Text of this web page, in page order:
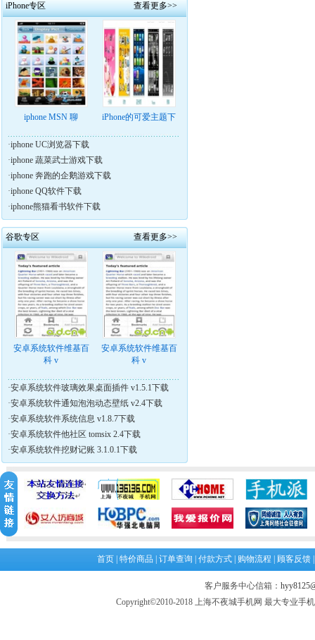
iPhone专区 查看更多>>
iphone MSN 聊 iPhone的可爱主题下
·iphone UC浏览器下载
·iphone 蔬菜武士游戏下载
·iphone 奔跑的企鹅游戏下载
·iphone QQ软件下载
·iphone熊猫看书软件下载
谷歌专区 查看更多>>
安卓系统软件维基百
科 v
安卓系统软件维基百
科 v
·安卓系统软件玻璃效果桌面插件 v1.5.1下载
·安卓系统软件通知泡泡动态壁纸 v2.4下载
·安卓系统软件系统信息 v1.8.7下载
·安卓系统软件他社区 tomsix 2.4下载
·安卓系统软件挖财记账 3.1.0.1下载
首页 特价商品 订单查询 付款方式 购物流程 顾客反馈
客户服务中心信箱：
Copyright©2010-2018 上海不夜城手机网 最大专业手